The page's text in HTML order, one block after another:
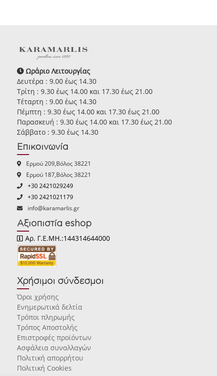
Ωράριο Λειτουργίας
Δευτέρα : 9.00 έως 14.30
Τρίτη : 9.30 έως 14.00 και 17.30 έως 21.00
Τέταρτη : 9.00 έως 14.30
Πέμπτη : 9.30 έως 14.00 και 17.30 έως 21.00
Παρασκευή : 9.30 έως 14.00 και 17.30 έως 21.00
Σάββατο : 9.30 έως 14.30
Επικοινωνία
Ερμού 209,Βόλος 38221
Ερμού 187,Βόλος 38221
+30 2421029249
+30 2421021179
info@karamarlis.gr
Αξιοπιστία eshop
Αρ. Γ.Ε.ΜΗ.:144314644000
Χρήσιμοι σύνδεσμοι
Όροι χρήσης
Ενημερωτικά δελτία
Τρόποι πληρωμής
Τρόπος Αποστολής
Επιστροφές προϊόντων
Ασφάλεια συναλλαγών
Πολιτική απορρήτου
Πολιτική Cookies